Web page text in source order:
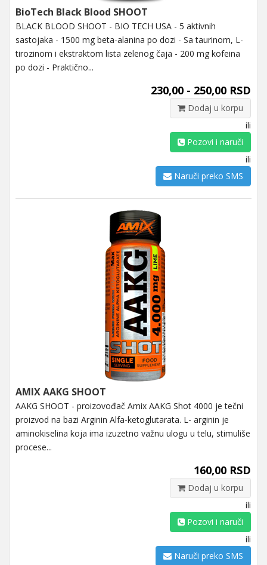
BioTech Black Blood SHOOT
BLACK BLOOD SHOOT - BIO TECH USA - 5 aktivnih
sastojaka - 1500 mg beta-alanina po dozi - Sa taurinom, L-
tirozinom i ekstraktom lista zelenog čaja - 200 mg kofeina
po dozi - Praktično...
230,00 - 250,00 RSD
Dodaj u korpu
ili
Pozovi i naruči
ili
Naruči preko SMS
AMIX AAKG SHOOT
AAKG SHOOT - proizovođač Amix AAKG Shot 4000 je tečni
proizvod na bazi Arginin Alfa-ketoglutarata. L- arginin je
aminokiselina koja ima izuzetno važnu ulogu u telu, stimuliše
procese...
160,00 RSD
Dodaj u korpu
ili
Pozovi i naruči
ili
Naruči preko SMS